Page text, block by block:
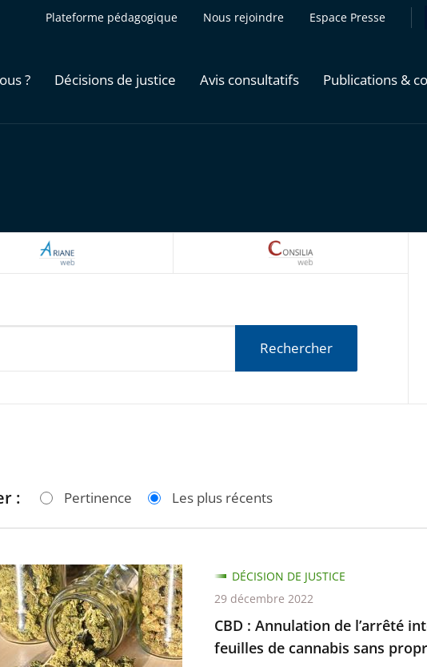
Plateforme pédagogique Nous rejoindre Espace Presse
? Décisions de justice Avis consultatifs Publications &
ARIANEWEB
Rechercher
: Pertinence Les plus récents
CBD : Annulation de l’arrêté
feuilles de cannabis sans
DÉCISION DE JUSTICE
29 décembre 2022